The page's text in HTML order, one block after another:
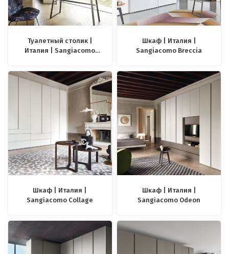
Туалетный столик |
Италия | Sangiacomo
Шкаф | Италия |
Sangiacomo Breccia
Шкаф | Италия |
Sangiacomo Collage
Шкаф | Италия |
Sangiacomo Odeon